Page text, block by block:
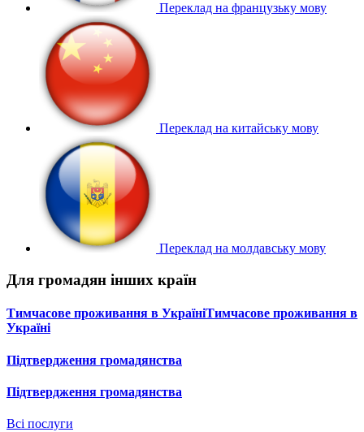
Переклад на французьку мову
Переклад на китайську мову
Переклад на молдавську мову
Для громадян інших країн
Тимчасове проживання в УкраїніТимчасове проживання в
Україні
Підтвердження громадянства
Підтвердження громадянства
Всі послуги